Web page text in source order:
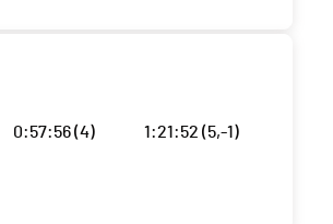
0:57:56 (4) 1:21:52 (5,-1)